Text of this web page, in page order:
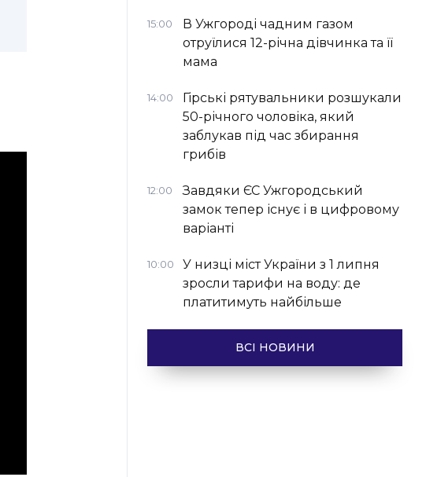
15:00
В Ужгороді чадним газом
отруїлися 12-річна дівчинка та її
мама
14:00
Гірські рятувальники розшукали
50-річного чоловіка, який
заблукав під час збирання
грибів
12:00
Завдяки ЄС Ужгородський
замок тепер існує і в цифровому
варіанті
10:00
У низці міст України з 1 липня
зросли тарифи на воду: де
платитимуть найбільше
ВСІ НОВИНИ